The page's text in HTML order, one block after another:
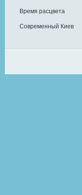
Время расцвета
Современный Киев